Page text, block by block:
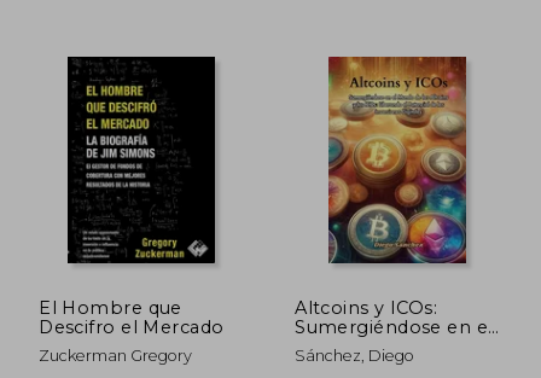
El Hombre que
Descifro el Mercado
Zuckerman Gregory
Altcoins y ICOs:
Sumergiéndose en el
Mundo de las Altcoins
y las ICOs: Liberando
Sánchez, Diego